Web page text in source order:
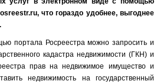
что гораздо удобнее, выгоднее
портала Росреестра можно запросить и
кадастра недвижимости (ГКН) и
реестра прав на недвижимое имущество и
недвижимость на государственный